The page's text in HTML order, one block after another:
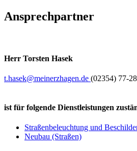
Ansprechpartner
Herr Torsten Hasek
t.hasek@​meinerzhagen.de (02354) 77-
ist für folgende Dienstleistungen
Straßenbeleuchtung und
Neubau (Straßen)